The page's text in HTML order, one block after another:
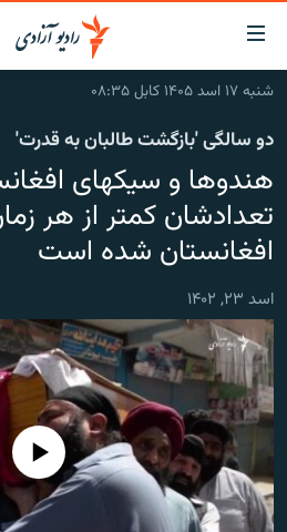
لینک‌های
قابل
دسترسی
به
متن
اصلی
بازگشت
اصلی
مراجعه
صفحه
جستجو
گزارش‌ها
افغانستان
منطقه
جهان
خبرها
افغانستان
جدول نشرات
برنامه‌ها
مجموعه تصویری
ورزش
بحران مهاجرت
'کووید-۱۹'
تماس
شنبه ۱۷ اسد ۱۴۰۵ کابل ۰۸:۳۵
دو سالگی 'بازگشت طالبان به قدرت'
هندوها و سيكهاى
تعدادشان كمتر از هر
افغانستان شده است
اسد ۲۳, ۱۴۰۲
currently available